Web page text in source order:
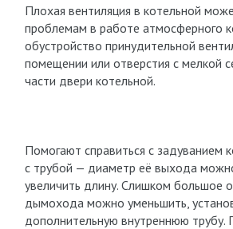
Плохая вентиляция в котельной
проблемам в работе атмосферного
обустройство принудительной
помещении или отверстия с мелкой
части двери котельной.
Помогают справиться с задуванием
с трубой — диаметр её выхода
увеличить длину. Слишком большое
дымохода можно уменьшить,
дополнительную внутреннюю трубу.